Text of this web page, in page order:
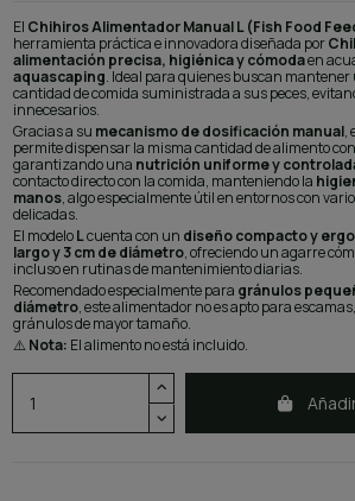
El Chihiros Alimentador Manual L (Fish Food
herramienta práctica e innovadora diseñada por
alimentación precisa, higiénica y cómodaen
aquascaping. Ideal para quienes buscan mantener
cantidad de comida suministrada a sus peces,
innecesarios.
Gracias a su mecanismo de dosificación manual,
permite dispensar la misma cantidad de alimento
garantizando una nutrición uniforme y
contacto directo con la comida, manteniendo la
manos, algo especialmente útil en entornos con
delicadas.
El modeloLcuenta con un diseño compacto y
largo y 3 cm de diámetro, ofreciendo un agarre
incluso en rutinas de mantenimiento diarias.
Recomendado especialmente para gránulos
diámetro, este alimentador no es apto para
gránulos de mayor tamaño.
⚠️ Nota: El alimento no está incluido.